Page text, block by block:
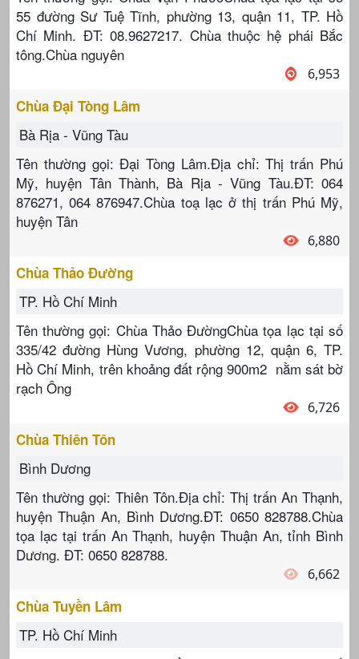
55 đường Sư Tuệ Tĩnh, phường 13, quận 11, TP. Hồ
Chí Minh. ĐT: 08.9627217. Chùa thuộc hệ phái Bắc
tông.Chùa nguyên
6,953
Chùa Đại Tòng Lâm
Bà Rịa - Vũng Tàu
Tên thường gọi: Đại Tòng Lâm.Địa chỉ: Thị trấn Phú
Mỹ, huyện Tân Thành, Bà Rịa - Vũng Tàu.ĐT: 064
876271, 064 876947.Chùa toạ lạc ở thị trấn Phú Mỹ,
huyện Tân
6,880
Chùa Thảo Đường
TP. Hồ Chí Minh
Tên thường gọi: Chùa Thảo ĐườngChùa tọa lạc tại số
335/42 đường Hùng Vương, phường 12, quận 6, TP.
Hồ Chí Minh, trên khoảng đất rộng 900m2 nằm sát bờ
rạch Ông
6,726
Chùa Thiên Tôn
Bình Dương
Tên thường gọi: Thiên Tôn.Địa chỉ: Thị trấn An Thạnh,
huyện Thuận An, Bình Dương.ĐT: 0650 828788.Chùa
tọa lạc tại trấn An Thạnh, huyện Thuận An, tỉnh Bình
Dương. ĐT: 0650 828788.
6,662
Chùa Tuyền Lâm
TP. Hồ Chí Minh